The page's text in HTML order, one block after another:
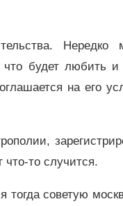
Нередко
что будет любить
на его
что-то случится.
тогда советую